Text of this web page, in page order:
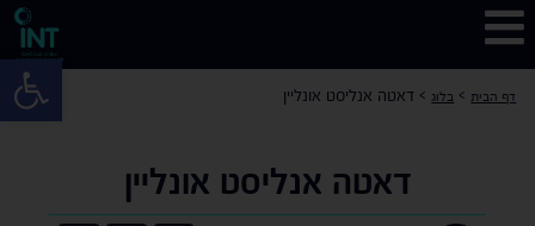
דף הבית > בלוג > דאטה אנליסט אונליין
דאטה אנליסט אונליין